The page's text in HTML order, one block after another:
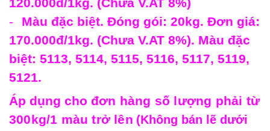
120.000đ/1kg. (Chưa V.AT 8%)
-
Màu đặc biệt. Đóng gói: 20kg. Đơn giá:
170.000đ/1kg. (Chưa V.AT 8%). Màu đặc
biệt: 5113, 5114, 5115, 5116, 5117, 5119,
5121.
Áp dụng cho đơn hàng số lượng phải từ
300kg/1 màu trở lên (Không bán lẽ dưới